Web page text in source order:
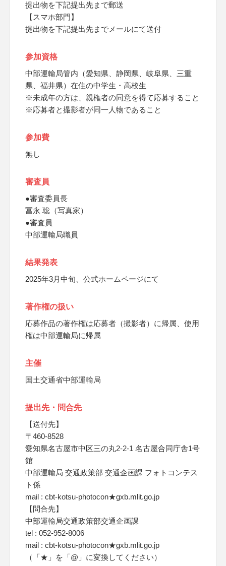
提出物を下記提出先まで郵送
【スマホ部門】
提出物を下記提出先までメールにて送付
参加資格
中部運輸局管内（愛知県、静岡県、岐阜県、三重
県、福井県）在住の中学生・高校生
※未成年の方は、親権者の同意を得て応募すること
※応募者と撮影者が同一人物であること
参加費
無し
審査員
●審査委員長
冨永 聡（写真家）
●審査員
中部運輸局職員
結果発表
2025年3月中旬、公式ホームページにて
著作権の扱い
応募作品の著作権は応募者（撮影者）に帰属、使用
権は中部運輸局に帰属
主催
国土交通省中部運輸局
提出先・問合先
【送付先】
〒460-8528
愛知県名古屋市中区三の丸2-2-1 名古屋合同庁舎1号
館
中部運輸局 交通政策部 交通企画課 フォトコンテス
ト係
mail : cbt-kotsu-photocon★gxb.mlit.go.jp
【問合先】
中部運輸局交通政策部交通企画課
tel : 052-952-8006
mail : cbt-kotsu-photocon★gxb.mlit.go.jp
（「★」を「@」に変換してください）